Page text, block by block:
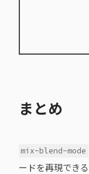
まとめ
mix-blend-mode
ードを再現でき